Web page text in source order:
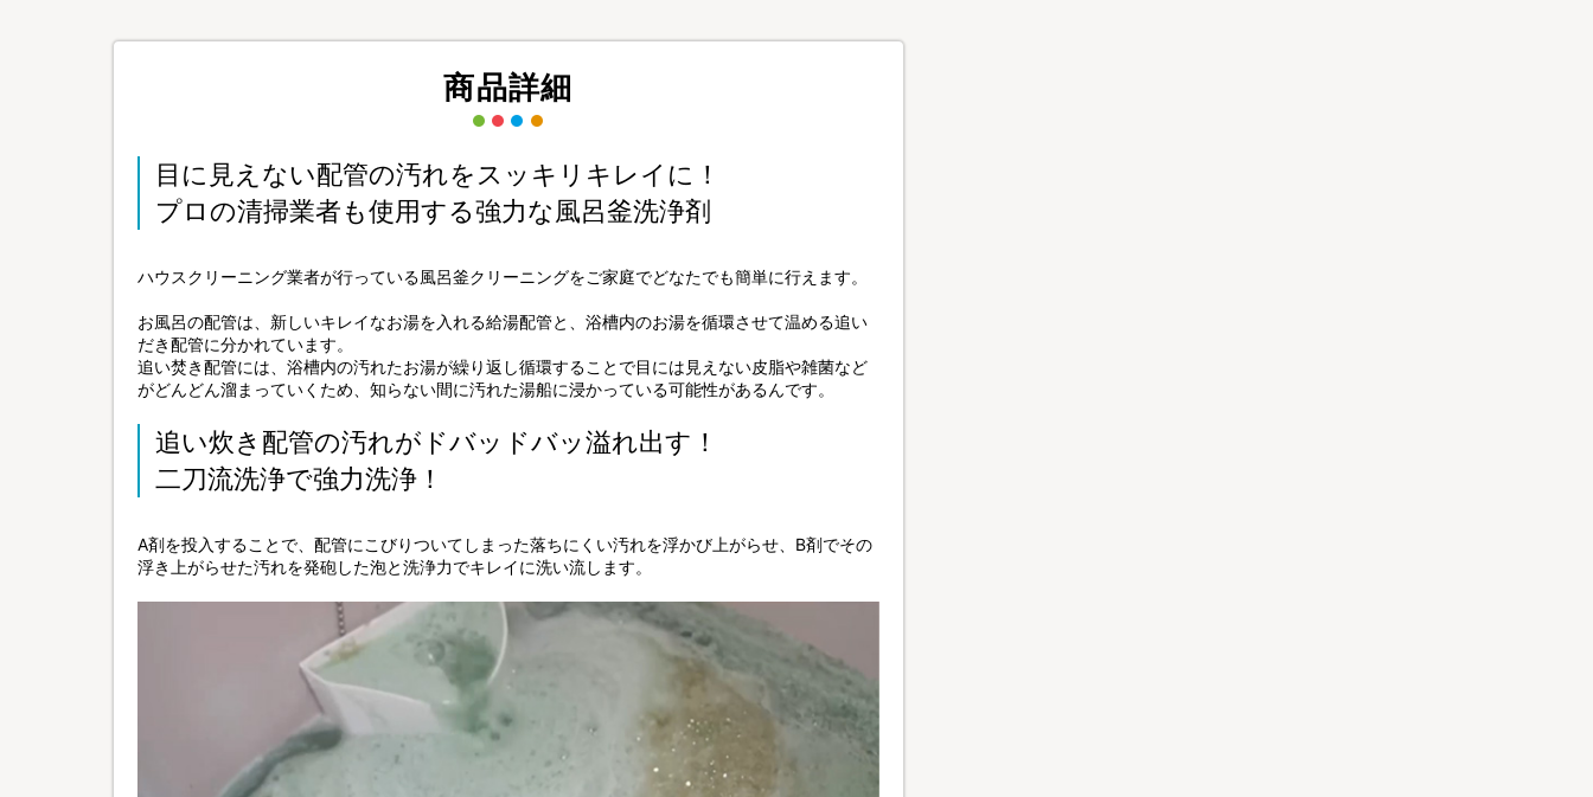
商品詳細
目に見えない配管の汚れをスッキリキレイに！
プロの清掃業者も使用する強力な風呂釜洗浄剤
ハウスクリーニング業者が行っている風呂釜クリーニングをご家庭でどなたでも簡単に行えます。
お風呂の配管は、新しいキレイなお湯を入れる給湯配管と、浴槽内のお湯を循環させて温める追い
だき配管に分かれています。
追い焚き配管には、浴槽内の汚れたお湯が繰り返し循環することで目には見えない皮脂や雑菌など
がどんどん溜まっていくため、知らない間に汚れた湯船に浸かっている可能性があるんです。
追い炊き配管の汚れがドバッドバッ溢れ出す！
二刀流洗浄で強力洗浄！
A剤を投入することで、配管にこびりついてしまった落ちにくい汚れを浮かび上がらせ、B剤でその
浮き上がらせた汚れを発砲した泡と洗浄力でキレイに洗い流します。